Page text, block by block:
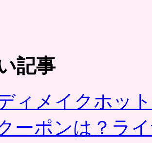
記事
ィメイクホッ
ーポンは？ラ